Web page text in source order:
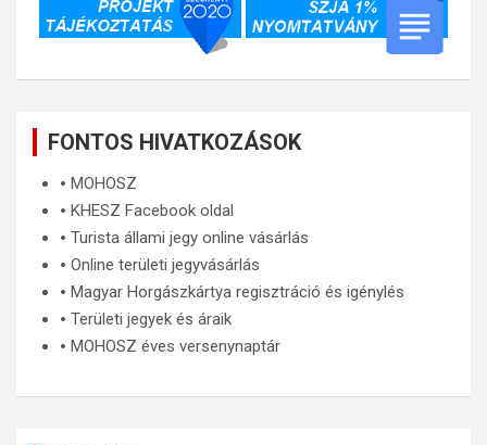
FONTOS HIVATKOZÁSOK
🞄 MOHOSZ
🞄 KHESZ Facebook oldal
🞄 Turista állami jegy online vásárlás
🞄 Online területi jegyvásárlás
🞄 Magyar Horgászkártya regisztráció és igénylés
🞄 Területi jegyek és áraik
🞄 MOHOSZ éves versenynaptár